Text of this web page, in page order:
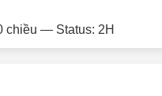
chiều — Status: 2H